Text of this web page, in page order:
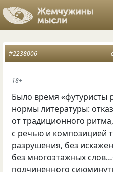
#2238006
18+
Было время
нормы литературы:
от традиционного
с речью и композицией
разрушения, без
без многоэтажных
подчиненного